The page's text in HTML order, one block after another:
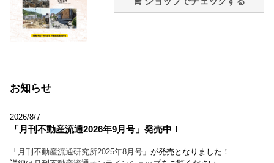
お知らせ
2026/8/7
「月刊不動産流通2026年9月号」発売中！
「 月刊不動産流通研究所2025年8月号 」が発売となりました！